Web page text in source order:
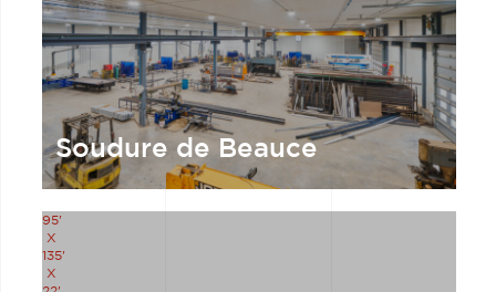
Soudure de Beauce
95'
X
135'
X